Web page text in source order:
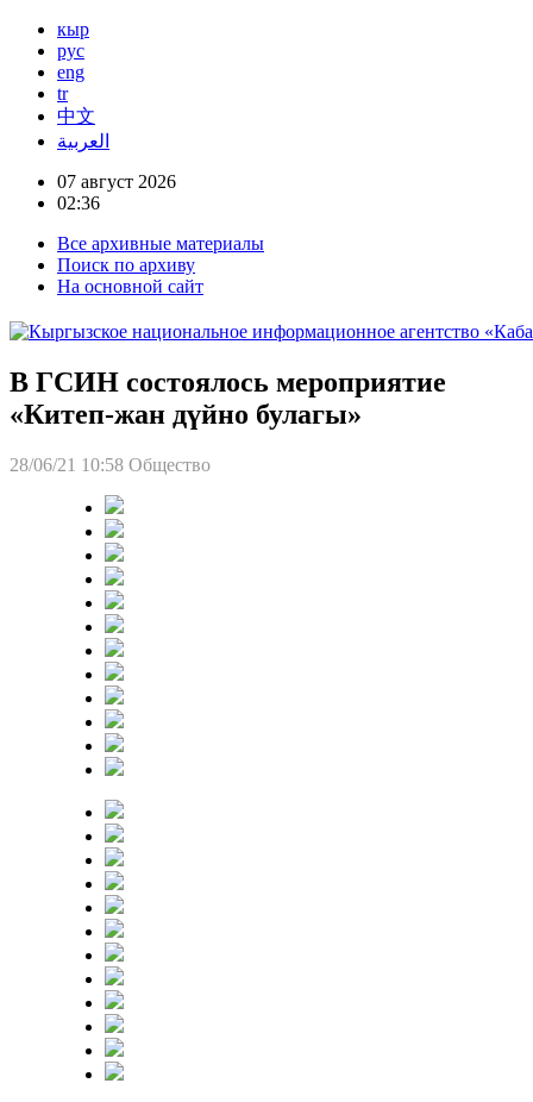
кыр
рус
eng
tr
中文
العربية
07 август 2026
02:36
Все архивные материалы
Поиск по архиву
На основной сайт
В ГСИН состоялось мероприятие
«Китеп-жан дүйно булагы»
28/06/21 10:58 Общество